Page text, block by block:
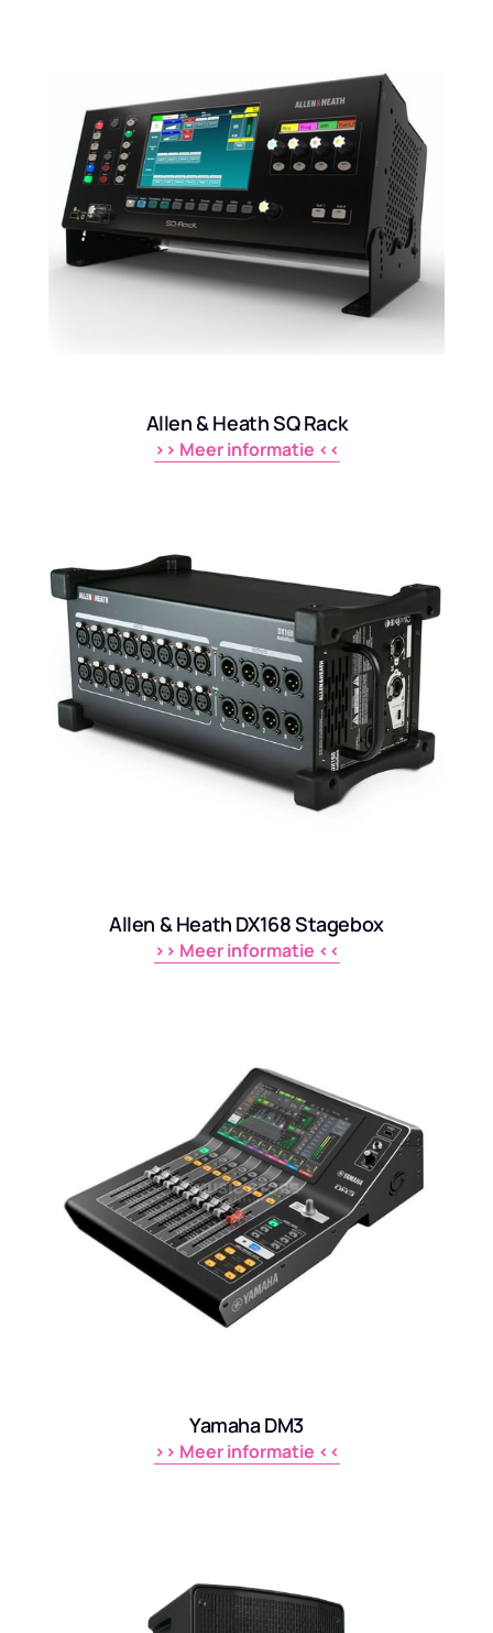
Allen & Heath SQ Rack
>> Meer informatie <<
Allen & Heath DX168 Stagebox
>> Meer informatie <<
Yamaha DM3
>> Meer informatie <<